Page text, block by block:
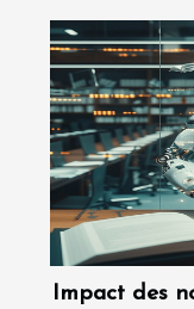
Impact des